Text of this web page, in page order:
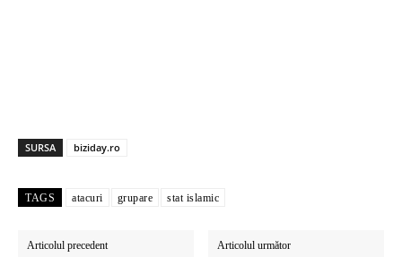
SURSA biziday.ro
TAGS atacuri grupare stat islamic
Articolul precedent Articolul următor